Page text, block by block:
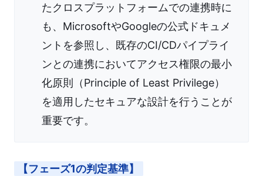
たクロスプラットフォームでの連携時に
も、MicrosoftやGoogleの公式ドキュメ
ントを参照し、既存のCI/CDパイプライ
ンとの連携においてアクセス権限の最小
化原則（Principle of Least Privilege）
を適用したセキュアな設計を行うことが
重要です。
【フェーズ1の判定基準】